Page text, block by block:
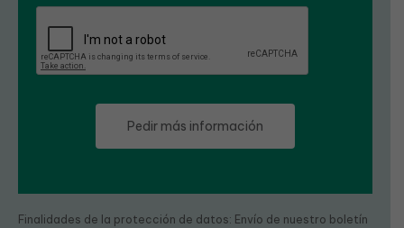
Finalidades de la protección de datos: Envío de nuestro boletín